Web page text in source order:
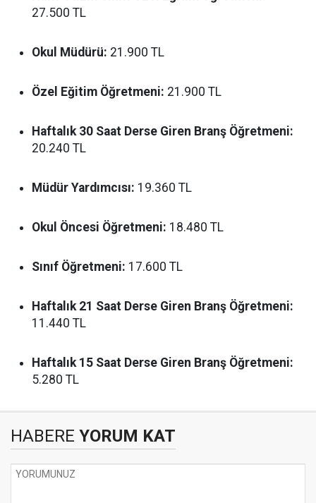
27.500 TL
Okul Müdürü: 21.900 TL
Özel Eğitim Öğretmeni: 21.900 TL
Haftalık 30 Saat Derse Giren Branş Öğretmeni:
20.240 TL
Müdür Yardımcısı: 19.360 TL
Okul Öncesi Öğretmeni: 18.480 TL
Sınıf Öğretmeni: 17.600 TL
Haftalık 21 Saat Derse Giren Branş Öğretmeni:
11.440 TL
Haftalık 15 Saat Derse Giren Branş Öğretmeni:
5.280 TL
HABERE YORUM KAT